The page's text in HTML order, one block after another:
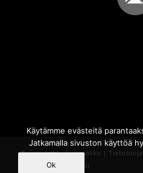
© Copyright - Sammakko |
Powered by
iQWebbi
Käytämme evästeitä
Jatkamalla sivuston käyttöä
Ok